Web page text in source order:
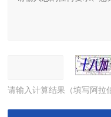
请输入计算结果（填写阿拉